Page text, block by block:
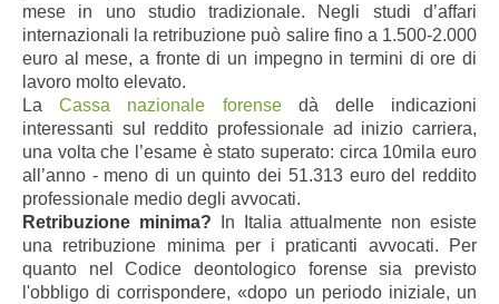
mese in uno studio tradizionale. Negli studi d’affari
internazionali la retribuzione può salire fino a 1.500-2.000
euro al mese, a fronte di un impegno in termini di ore di
lavoro molto elevato.
LaCassa nazionale forensedà delle indicazioni
interessanti sul reddito professionale ad inizio carriera,
una volta che l’esame è stato superato: circa 10mila euro
all’anno - meno di un quinto dei 51.313 euro del reddito
professionale medio degli avvocati.
Retribuzione minima?
In Italia attualmente non esiste
una retribuzione minima per i praticanti avvocati. Per
quanto nel Codice deontologico forense sia previsto
l'obbligo di corrispondere, «dopo un periodo iniziale, un